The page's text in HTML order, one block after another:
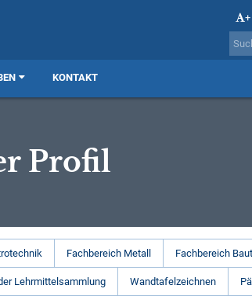
+
KONTAKT
Profil
Fachbereich Metall Fachbereich
Lehrmittelsammlung Wandtafelzeichnen